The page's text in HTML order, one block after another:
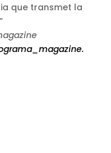
que transmet la